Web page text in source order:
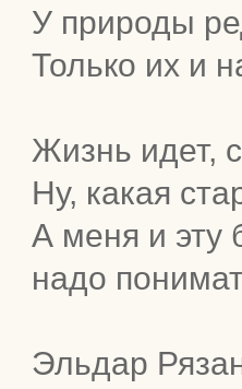
У природы
Только их и
Жизнь идет,
Ну, какая
А меня и эту
надо
Эльдар